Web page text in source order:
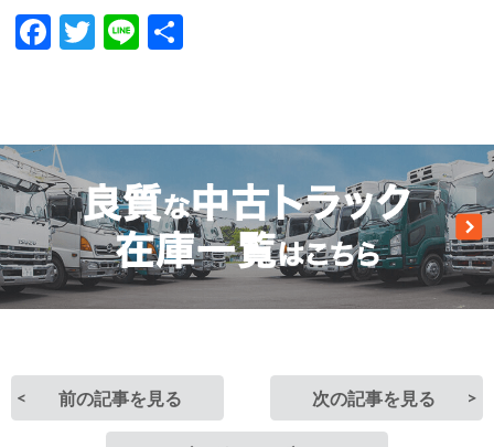
Facebook
Twitter
Line
前の記事を見る 次の記事を見る